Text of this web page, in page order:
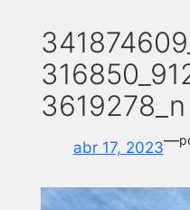
3619278_n
abr 17, 2023—